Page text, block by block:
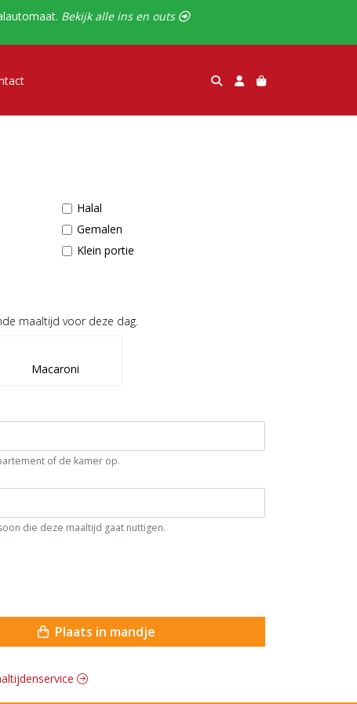
Bekijk alle ins en outs 
Halal
Gemalen
Klein portie
maaltijd voor deze dag.
Macaroni
of de kamer op.
die deze maaltijd gaat nuttigen.
Plaats in mandje